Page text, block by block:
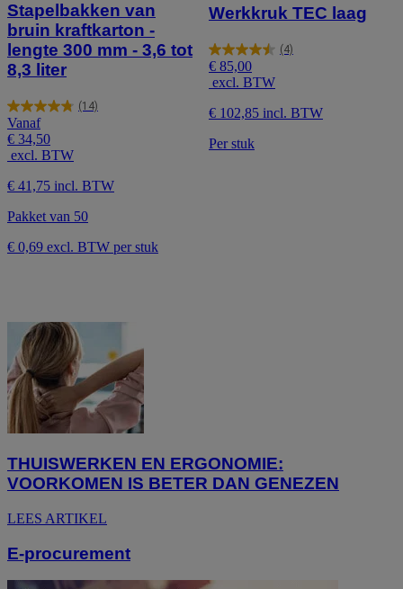
Stapelbakken van
bruin kraftkarton -
lengte 300 mm - 3,6 tot
8,3 liter
(14)
4.8
van
de
5
sterren.
14
beoordelingen
Vanaf
€ 34,50
excl. BTW
€ 41,75 incl. BTW
Pakket van 50
€ 0,69 excl. BTW per stuk
Werkkruk TEC laag
(4)
4.5
van
de
5
sterren.
4
beoordelingen
€ 85,00
excl. BTW
€ 102,85 incl. BTW
Per stuk
THUISWERKEN EN ERGONOMIE:
VOORKOMEN IS BETER DAN GENEZEN
LEES ARTIKEL
E-procurement